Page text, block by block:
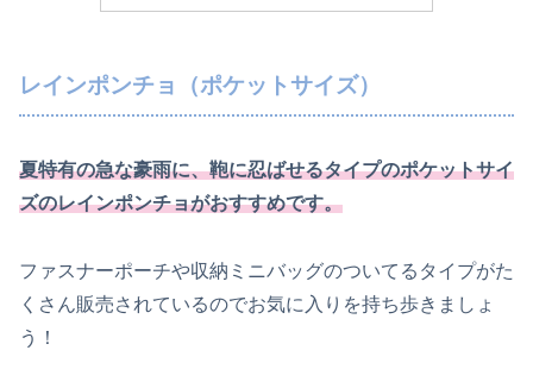
レインポンチョ（ポケットサイズ）
夏特有の急な豪雨に、鞄に忍ばせるタイプのポケットサイ
ズのレインポンチョがおすすめです。
ファスナーポーチや収納ミニバッグのついてるタイプがた
くさん販売されているのでお気に入りを持ち歩きましょ
う！